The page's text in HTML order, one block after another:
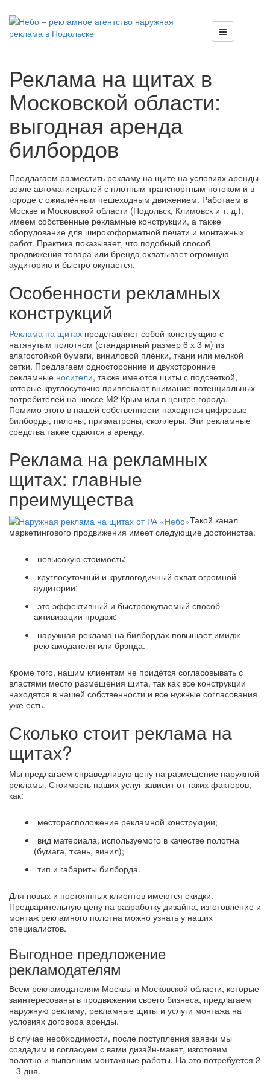
Реклама на щитах в
Московской области:
выгодная аренда
билбордов
Предлагаем разместить рекламу на щите на условиях аренды
возле автомагистралей с плотным транспортным потоком и в
городе с оживлённым пешеходным движением. Работаем в
Москве и Московской области (Подольск, Климовск и т. д.),
имеем собственные рекламные конструкции, а также
оборудование для широкоформатной печати и монтажных
работ. Практика показывает, что подобный способ
продвижения товара или бренда охватывает огромную
аудиторию и быстро окупается.
Особенности рекламных
конструкций
Реклама на щитах представляет собой конструкцию с
натянутым полотном (стандартный размер 6 х 3 м) из
влагостойкой бумаги, виниловой плёнки, ткани или мелкой
сетки. Предлагаем односторонние и двухсторонние
рекламные носители, также имеются щиты с подсветкой,
которые круглосуточно привлекают внимание потенциальных
потребителей на шоссе М2 Крым или в центре города.
Помимо этого в нашей собственности находятся цифровые
билборды, пилоны, призматроны, сколлеры. Эти рекламные
средства также сдаются в аренду.
Реклама на рекламных
щитах: главные
преимущества
Такой канал
маркетингового продвижения имеет следующие достоинства:
невысокую стоимость;
круглосуточный и круглогодичный охват огромной
аудитории;
это эффективный и быстроокупаемый способ
активизации продаж;
наружная реклама на билбордах повышает имидж
рекламодателя или брэнда.
Кроме того, нашим клиентам не придётся согласовывать с
властями место размещения щита, так как все конструкции
находятся в нашей собственности и все нужные согласования
уже есть.
Сколько стоит реклама на
щитах?
Мы предлагаем справедливую цену на размещение наружной
рекламы. Стоимость наших услуг зависит от таких факторов,
как:
месторасположение рекламной конструкции;
вид материала, используемого в качестве полотна
(бумага, ткань, винил);
тип и габариты билборда.
Для новых и постоянных клиентов имеются скидки.
Предварительную цену на разработку дизайна, изготовление и
монтаж рекламного полотна можно узнать у наших
специалистов.
Выгодное предложение
рекламодателям
Всем рекламодателям Москвы и Московской области, которые
заинтересованы в продвижении своего бизнеса, предлагаем
наружную рекламу, рекламные щиты и услуги монтажа на
условиях договора аренды.
В случае необходимости, после поступления заявки мы
создадим и согласуем с вами дизайн-макет, изготовим
полотно и выполним монтажные работы. На это потребуется 2
– 3 дня.